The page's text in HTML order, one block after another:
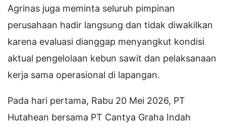
Agrinas juga meminta seluruh pimpinan
perusahaan hadir langsung dan tidak diwakilkan
karena evaluasi dianggap menyangkut kondisi
aktual pengelolaan kebun sawit dan pelaksanaan
kerja sama operasional di lapangan.
Pada hari pertama, Rabu 20 Mei 2026, PT
Hutahean bersama PT Cantya Graha Indah